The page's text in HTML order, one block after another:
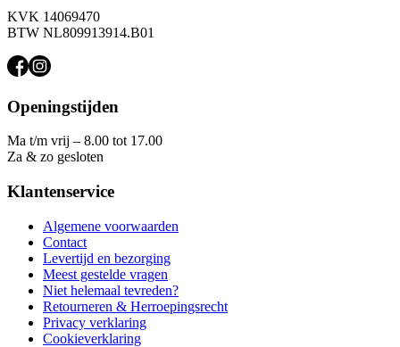
KVK 14069470
BTW NL809913914.B01
Openingstijden
Ma t/m vrij – 8.00 tot 17.00
Za & zo gesloten
Klantenservice
Algemene voorwaarden
Contact
Levertijd en bezorging
Meest gestelde vragen
Niet helemaal tevreden?
Retourneren & Herroepingsrecht
Privacy verklaring
Cookieverklaring